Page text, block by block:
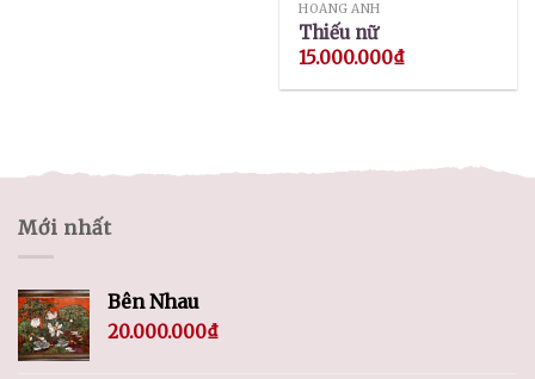
HOÀNG ANH
Thiếu nữ
15.000.000₫
Mới nhất
Bên Nhau
20.000.000₫